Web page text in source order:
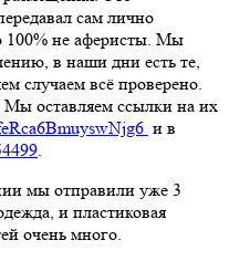
сам лично
100% не аферисты. Мы
в наши дни есть те,
случаем всё проверено.
оставляем ссылки на их
и в
.
мы отправили уже 3
и пластиковая
очень много.